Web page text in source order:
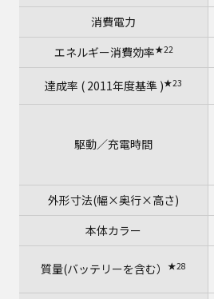
消費電力
エネルギー消費効率★22
達成率 ( 2011年度基準 )★23
駆動／充電時間
外形寸法(幅×奥行×高さ)
本体カラー
質量(バッテリーを含む） ★28